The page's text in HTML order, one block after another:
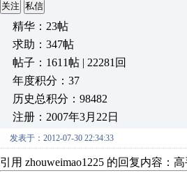
关注 私信
精华：23帖
求助：347帖
帖子：1611帖 | 22281回
年度积分：37
历史总积分：98482
注册：2007年3月22日
发表于：2012-07-30 22:34:33
引用 zhouweimao1225 的回复内容：